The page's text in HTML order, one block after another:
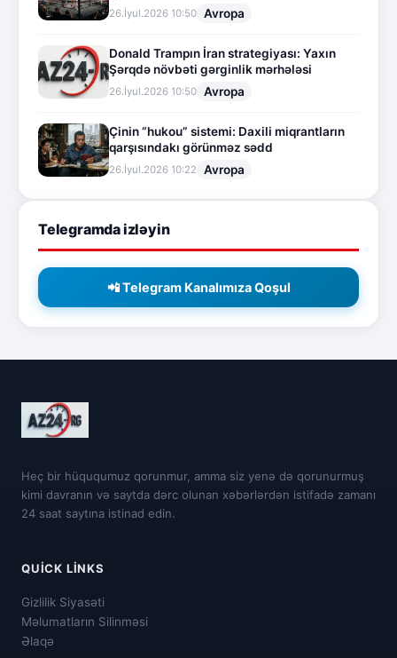
26.İyul.2026 10:50 Avropa
Donald Trampın İran strategiyası: Yaxın
Şərqdə növbəti gərginlik mərhələsi
26.İyul.2026 10:50 Avropa
Çinin “hukou” sistemi: Daxili miqrantların
qarşısındakı görünməz sədd
26.İyul.2026 10:22 Avropa
Telegramda izləyin
📲 Telegram Kanalımıza Qoşul
Heç bir hüququmuz qorunmur, amma siz yenə də qorunurmuş
kimi davranın və saytda dərc olunan xəbərlərdən istifadə zamanı
24 saat saytına istinad edin.
QUICK LINKS
Gizlilik Siyasəti
Məlumatların Silinməsi
Əlaqə